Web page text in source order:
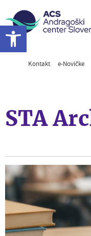
Kontakt e-Novičke
STA
Open toolbar